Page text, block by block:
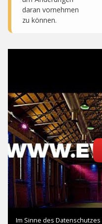
daran vornehmen
zu können.